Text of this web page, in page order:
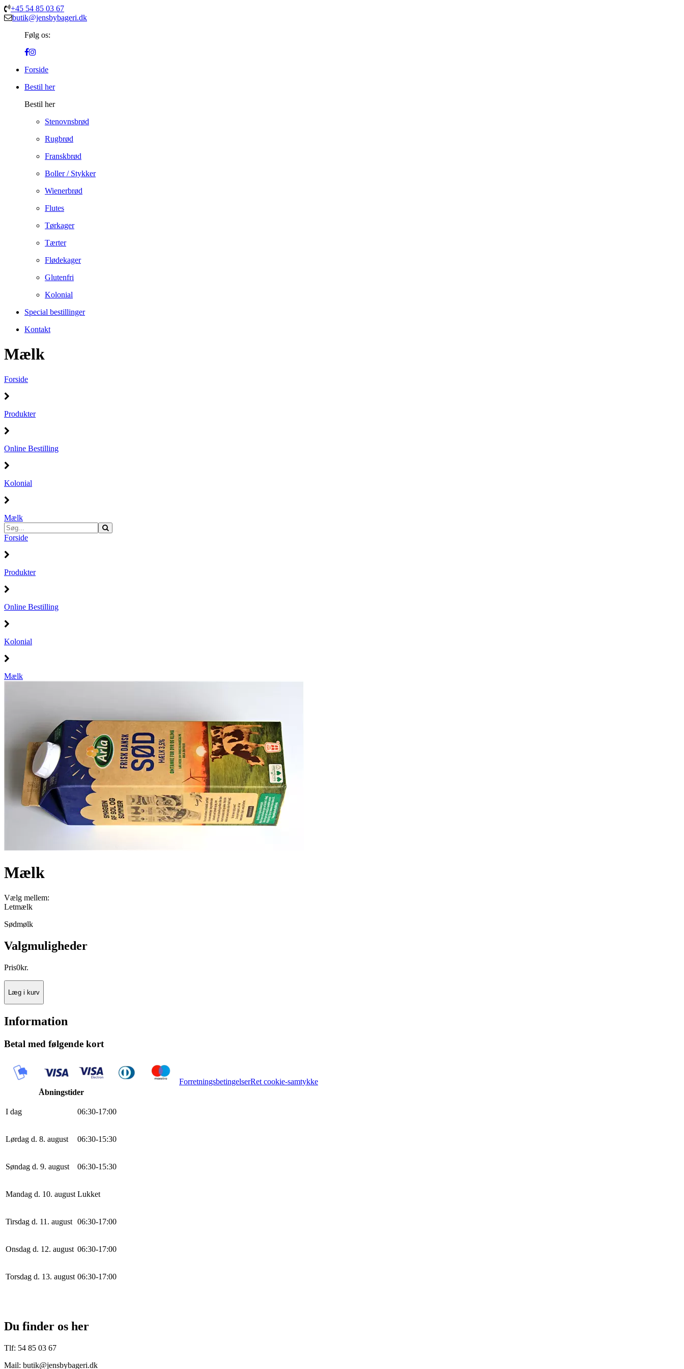
+45 54 85 03 67
butik@jensbybageri.dk
Følg os:
Forside
Bestil her
Bestil her
Stenovnsbrød
Rugbrød
Franskbrød
Boller / Stykker
Wienerbrød
Flutes
Tørkager
Tærter
Flødekager
Glutenfri
Kolonial
Special bestillinger
Kontakt
Mælk
Forside
Produkter
Online Bestilling
Kolonial
Mælk
Forside
Produkter
Online Bestilling
Kolonial
Mælk
Mælk
Vælg mellem:
Letmælk
Sødmølk
Valgmuligheder
Pris0kr.
Læg i kurv
Information
Betal med følgende kort
ForretningsbetingelserRet cookie-samtykke
Åbningstider
I dag 06:30-17:00
Lørdag d. 8. august 06:30-15:30
Søndag d. 9. august 06:30-15:30
Mandag d. 10. august Lukket
Tirsdag d. 11. august 06:30-17:00
Onsdag d. 12. august 06:30-17:00
Torsdag d. 13. august 06:30-17:00
Du finder os her
Tlf: 54 85 03 67
Mail: butik@jensbybageri.dk